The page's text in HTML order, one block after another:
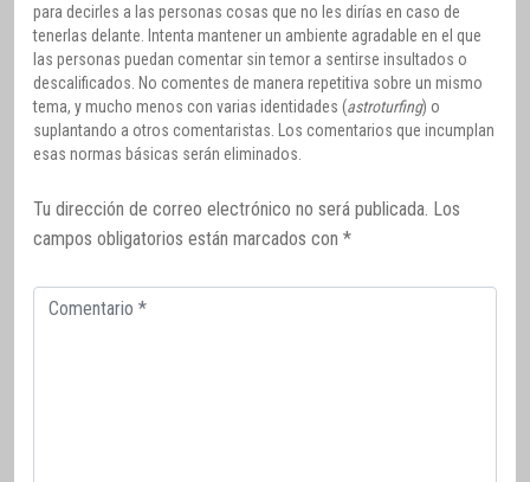
para decirles a las personas cosas que no les dirías en caso de
tenerlas delante. Intenta mantener un ambiente agradable en el que
las personas puedan comentar sin temor a sentirse insultados o
descalificados. No comentes de manera repetitiva sobre un mismo
tema, y mucho menos con varias identidades (astroturfing) o
suplantando a otros comentaristas. Los comentarios que incumplan
esas normas básicas serán eliminados.
Tu dirección de correo electrónico no será publicada. Los
campos obligatorios están marcados con *
Comentario